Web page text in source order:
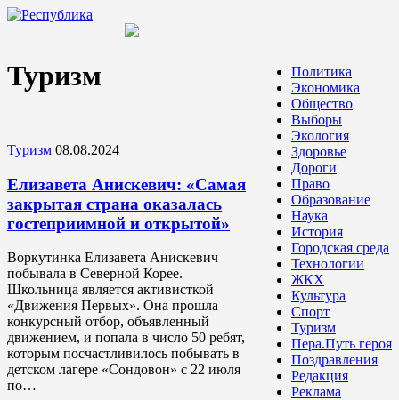
Политика
Экономика
Общество
Выборы
Экология
Здоровье
Дороги
Право
Образование
Наука
История
Городская среда
Технологии
ЖКХ
Культура
Спорт
Туризм
Пера.Путь героя
Поздравления
Редакция
Реклама
Туризм
Туризм 08.08.2024
Елизавета Анискевич: «Самая
закрытая страна оказалась
гостеприимной и открытой»
Воркутинка Елизавета Анискевич
побывала в Северной Корее.
Школьница является активисткой
«Движения Первых». Она прошла
конкурсный отбор, объявленный
движением, и попала в число 50 ребят,
которым посчастливилось побывать в
детском лагере «Сондовон» с 22 июля
по…